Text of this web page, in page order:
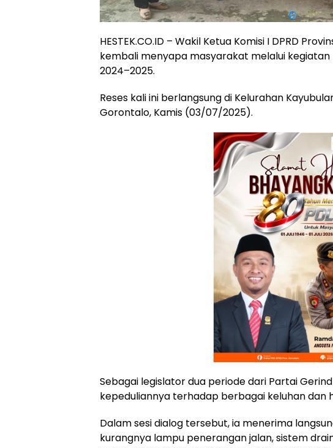
HESTEK.CO.ID – Wakil Ketua Komisi I DPRD
kembali menyapa masyarakat melalui
2024–2025.
Reses kali ini berlangsung di Kelurahan
Gorontalo, Kamis (03/07/2025).
Sebagai legislator dua periode dari Partai
kepeduliannya terhadap berbagai keluhan dan
Dalam sesi dialog tersebut, ia menerima
kurangnya lampu penerangan jalan, sistem